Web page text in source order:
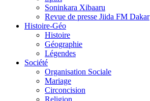
Soninkara Xibaaru
Revue de presse Jiida FM Dakar
Histoire-Géo
Histoire
Géographie
Légendes
Société
Organisation Sociale
Mariage
Circoncision
Religion